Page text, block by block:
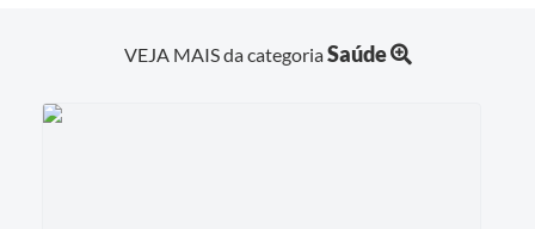
VEJA MAIS da categoriaSaúde